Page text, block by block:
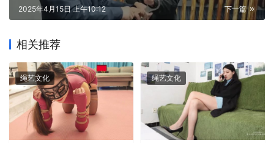
下一篇
2025年4月15日 上午10:12
相关推荐
绳艺文化 绳艺文化